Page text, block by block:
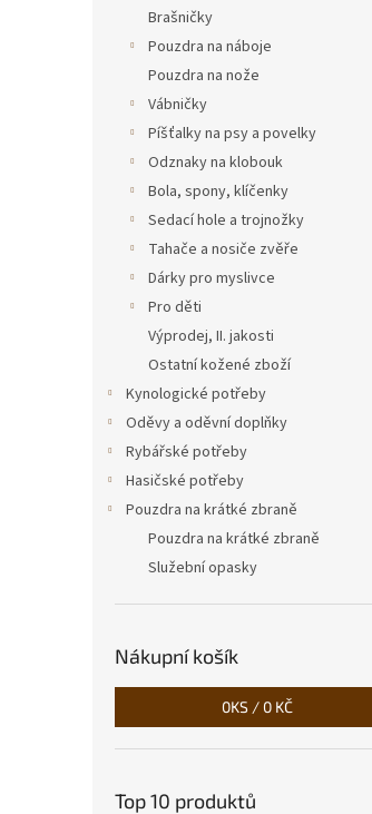
Brašničky
Pouzdra na náboje
Pouzdra na nože
Vábničky
Píšťalky na psy a povelky
Odznaky na klobouk
Bola, spony, klíčenky
Sedací hole a trojnožky
Tahače a nosiče zvěře
Dárky pro myslivce
Pro děti
Výprodej, II. jakosti
Ostatní kožené zboží
Kynologické potřeby
Oděvy a oděvní doplňky
Rybářské potřeby
Hasičské potřeby
Pouzdra na krátké zbraně
Pouzdra na krátké zbraně
Služební opasky
Nákupní košík
0KS / 0 KČ
Top 10 produktů